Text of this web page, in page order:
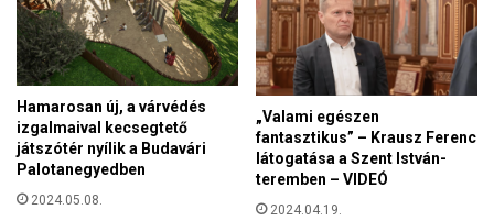
Hamarosan új, a várvédés
izgalmaival kecsegtető
játszótér nyílik a Budavári
Palotanegyedben
2024.05.08.
„Valami egészen
fantasztikus” – Krausz Ferenc
látogatása a Szent István-
teremben – VIDEÓ
2024.04.19.